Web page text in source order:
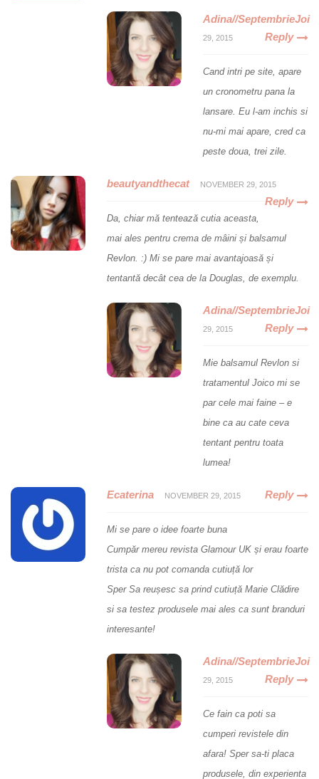
Adina//SeptembrieJoi
29, 2015 Reply
Cand intri pe site, apare
un cronometru pana la
lansare. Eu l-am inchis si
nu-mi mai apare, cred ca
peste doua, trei zile.
beautyandthecat NOVEMBER 29, 2015
Reply
Da, chiar mă tentează cutia aceasta,
mai ales pentru crema de mâini și balsamul
Revlon. :) Mi se pare mai avantajoasă și
tentantă decât cea de la Douglas, de exemplu.
Adina//SeptembrieJoi
29, 2015 Reply
Mie balsamul Revlon si
tratamentul Joico mi se
par cele mai faine – e
bine ca au cate ceva
tentant pentru toata
lumea!
Ecaterina NOVEMBER 29, 2015 Reply
Mi se pare o idee foarte buna
Cumpăr mereu revista Glamour UK și erau foarte
trista ca nu pot comanda cutiuță lor
Sper Sa reușesc sa prind cutiuță Marie Clădire
si sa testez produsele mai ales ca sunt branduri
interesante!
Adina//SeptembrieJoi
29, 2015 Reply
Ce fain ca poti sa
cumperi revistele din
afara! Sper sa-ti placa
produsele, din experienta